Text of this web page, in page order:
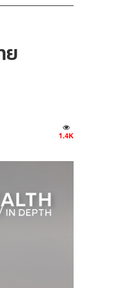
ย
1.4K